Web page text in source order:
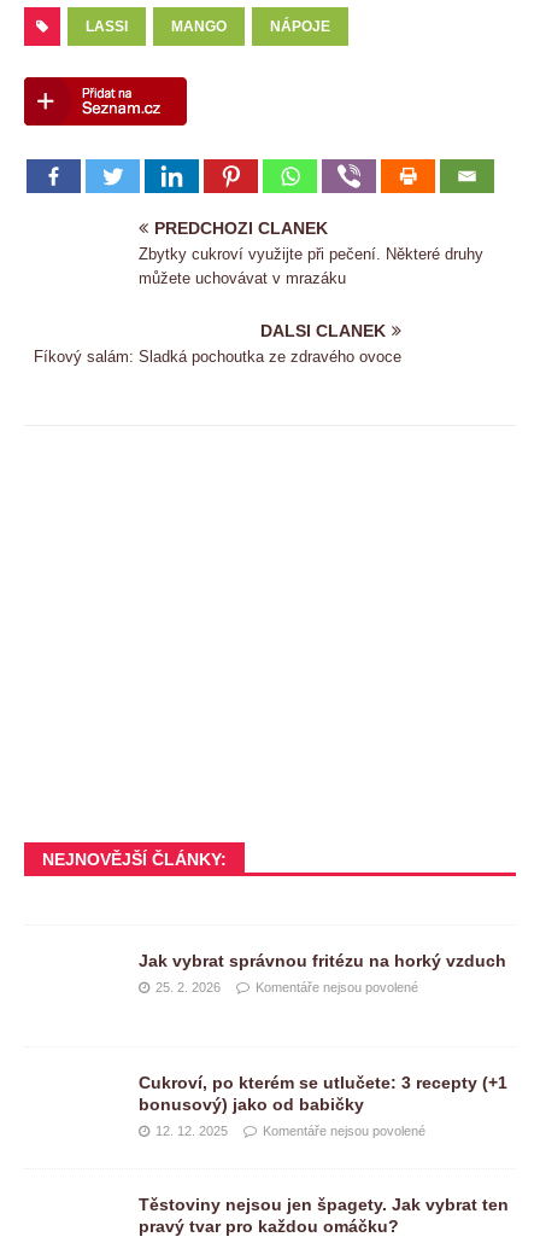
LASSI MANGO NÁPOJE
PREDCHOZI CLANEK
Zbytky cukroví využijte při pečení. Některé druhy
můžete uchovávat v mrazáku
DALSI CLANEK
Fíkový salám: Sladká pochoutka ze zdravého ovoce
NEJNOVĚJŠÍ ČLÁNKY:
Jak vybrat správnou fritézu na horký vzduch
25. 2. 2026 Komentáře nejsou povolené
Cukroví, po kterém se utlučete: 3 recepty (+1
bonusový) jako od babičky
12. 12. 2025 Komentáře nejsou povolené
Těstoviny nejsou jen špagety. Jak vybrat ten
pravý tvar pro každou omáčku?